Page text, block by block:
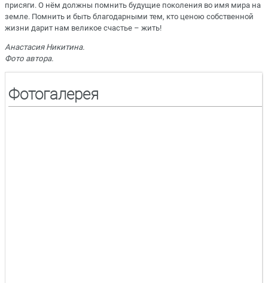
присяги. О нём должны помнить будущие поколения во имя мира на
земле. Помнить и быть благодарными тем, кто ценою собственной
жизни дарит нам великое счастье – жить!
Анастасия Никитина.
Фото автора.
Фотогалерея